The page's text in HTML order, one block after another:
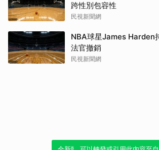
跨性別包容性
民視新聞網
NBA球星James Harden
法官撤銷
民視新聞網